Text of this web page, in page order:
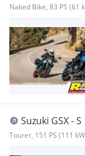
Naked Bike, 83 PS (61
Suzuki GSX -
Tourer, 151 PS (111